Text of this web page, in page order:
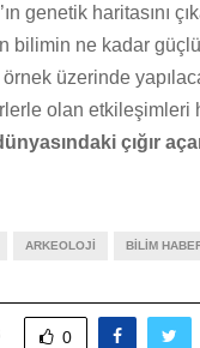
genetik haritasını
bilimin ne kadar
üzerinde
olan etkileşimleri
çığır
ARKEOLOJI BILIM
0